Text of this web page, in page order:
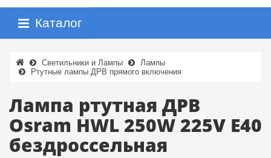
Каталог
Светильники и Лампы
Лампы
Ртутные лампы ДРВ прямого включения
Лампа ртутная ДРВ
Osram HWL 250W 225V E40
бездроссельная